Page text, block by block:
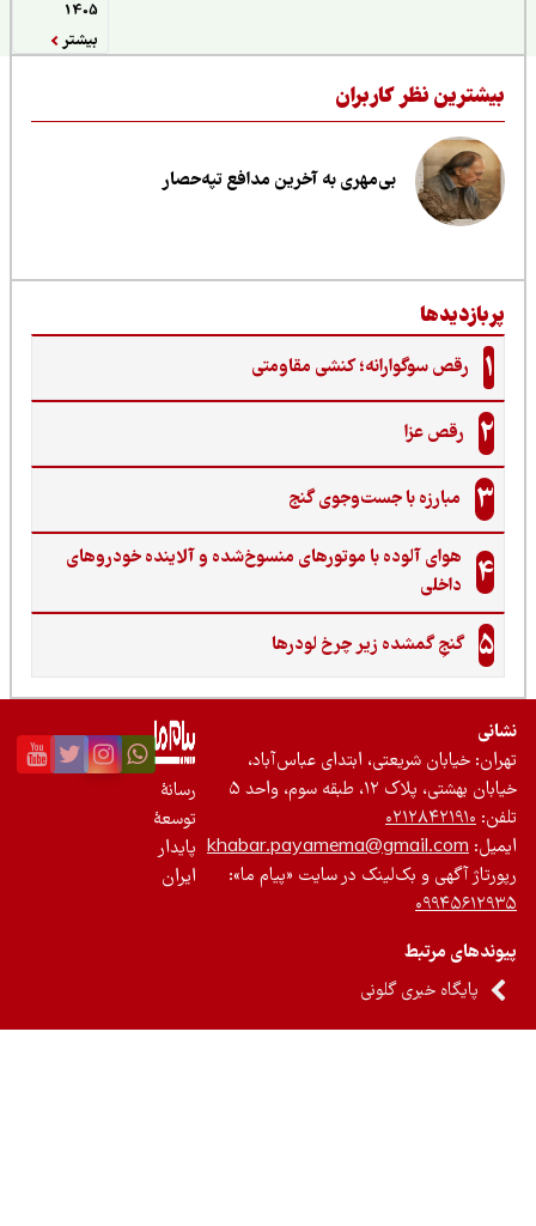
نظر کاربران
بی‌مهری به آخرین مدافع تپه‌حصار
رقص سوگوارانه؛ کنشی مقاومتی
رقص عزا
مبارزه با جست‌وجوی گنج‌
هوای آلوده با موتورهای منسوخ‌شده و آلاینده خودروهای
داخلی
گنجِ گمشده زیر چرخ لودرها
خیابان شریعتی، ابتدای عباس‌آباد،
بهشتی، پلاک ۱۲، طبقه سوم، واحد ۵
۰۲۱۲۸۴۲۱۹۱۰
khabar.payamema@gmail.com
آگهی و بک‌لینک در سایت «پیام ما»:
مرتبط
پایگاه خبری گلونی
رسانۀ
توسعۀ
پایدار
ایران